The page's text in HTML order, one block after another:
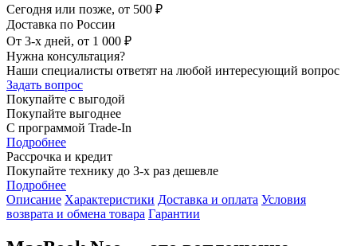
Сегодня или позже, от 500 ₽
Доставка по России
От 3-х дней, от 1 000 ₽
Нужна консультация?
Наши специалисты ответят на любой интересующий вопрос
Задать вопрос
Покупайте с выгодой
Покупайте выгоднее
С программой Trade-In
Подробнее
Рассрочка и кредит
Покупайте технику до 3-х раз дешевле
Подробнее
Описание Характеристики Доставка и оплата Условия
возврата и обмена товара Гарантии